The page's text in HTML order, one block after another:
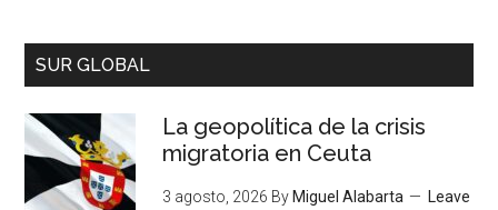
SUR GLOBAL
La geopolítica de la crisis
migratoria en Ceuta
3 agosto, 2026 By Miguel Alabarta
Leave